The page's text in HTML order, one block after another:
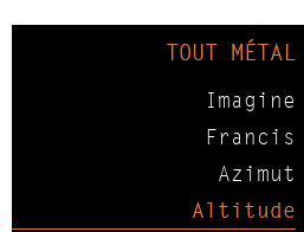
TOUT MÉTAL
Imagine
Francis
Azimut
Altitude